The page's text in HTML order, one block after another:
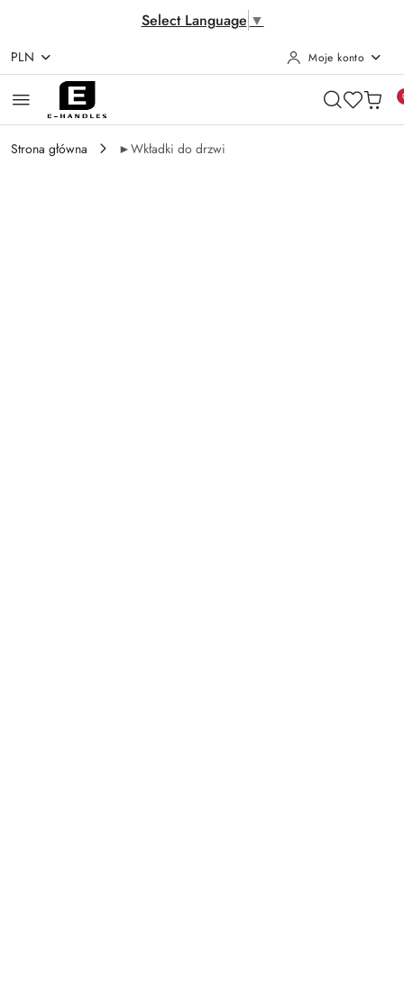
Select Language ▼
Przejdź do treści głównej
Przejdź do wyszukiwarki
Przejdź do moje konto
Przejdź do menu głównego
Przejdź do opisu produktu
Przejdź do stopki
PLN Moje konto
Strona główna ►Wkładki do drzwi